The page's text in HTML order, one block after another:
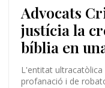
Advocats
justícia la
bíblia en
L'entitat
profanació i de